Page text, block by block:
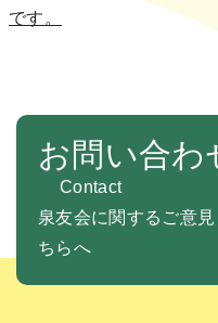
です。
お問い合わ
Contact
泉友会に関するご意
ちらへ